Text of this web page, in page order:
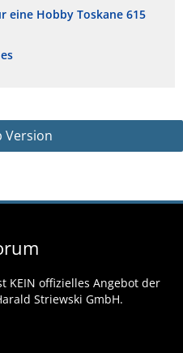
eine Hobby Toskane 615
Version
KEIN offizielles Angebot der
Striewski GmbH.